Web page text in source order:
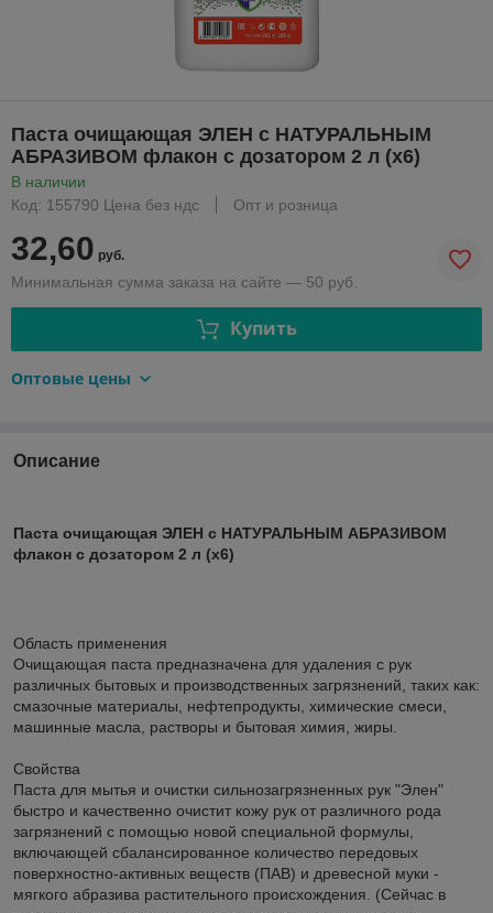
Паста очищающая ЭЛЕН с НАТУРАЛЬНЫМ
АБРАЗИВОМ флакон с дозатором 2 л (х6)
В наличии
Код: 155790 Цена без ндс
Опт и розница
32,60 руб.
Минимальная сумма заказа на сайте — 50 руб.
Купить
Оптовые цены
Описание
Паста очищающая ЭЛЕН с НАТУРАЛЬНЫМ АБРАЗИВОМ
флакон с дозатором 2 л (х6)
Область применения
Очищающая паста предназначена для удаления с рук
различных бытовых и производственных загрязнений, таких как:
смазочные материалы, нефтепродукты, химические смеси,
машинные масла, растворы и бытовая химия, жиры.
Свойства
Паста для мытья и очистки сильнозагрязненных рук "Элен"
быстро и качественно очистит кожу рук от различного рода
загрязнений с помощью новой специальной формулы,
включающей сбалансированное количество передовых
поверхностно-активных веществ (ПАВ) и древесной муки -
мягкого абразива растительного происхождения. (Сейчас в